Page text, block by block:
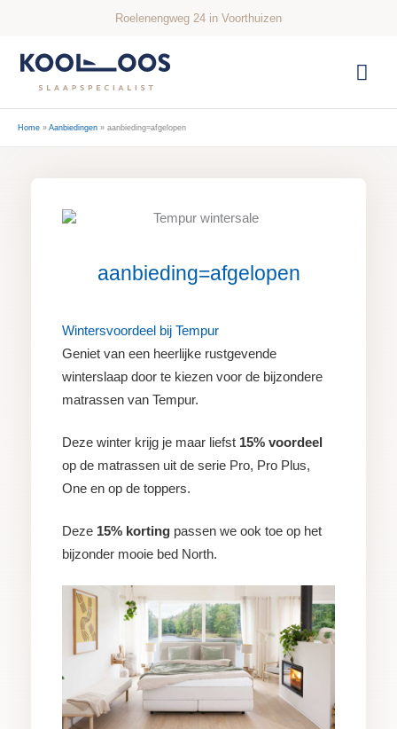
inhoud
Roelenengweg 24 in Voorthuizen
Home Aanbiedingen aanbieding=afgelopen
aanbieding=afgelopen
Wintersvoordeel bij Tempur
Geniet van een heerlijke rustgevende
winterslaap door te kiezen voor de bijzondere
matrassen van Tempur.
Deze winter krijg je maar liefst 15% voordeel
op de matrassen uit de serie Pro, Pro Plus,
One en op de toppers.
Deze 15% korting passen we ook toe op het
bijzonder mooie bed North.